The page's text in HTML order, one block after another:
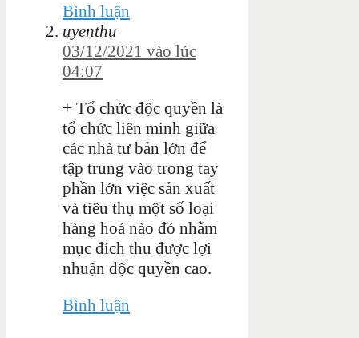
Bình luận
uyenthu
03/12/2021 vào lúc
04:07
+ Tổ chức độc quyền là
tổ chức liên minh giữa
các nhà tư bản lớn để
tập trung vào trong tay
phần lớn việc sản xuất
và tiêu thụ một số loại
hàng hoá nào đó nhằm
mục đích thu được lợi
nhuận độc quyền cao.
Bình luận